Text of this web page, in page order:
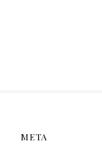
META